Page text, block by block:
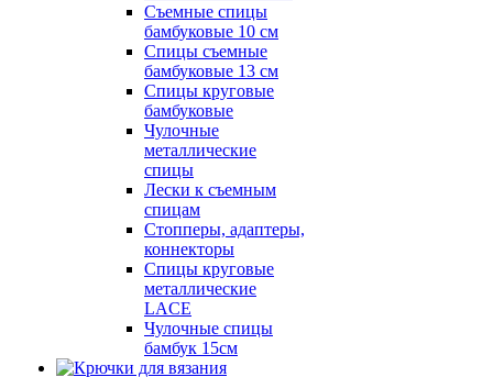
Съемные спицы
бамбуковые 10 см
Спицы съемные
бамбуковые 13 см
Спицы круговые
бамбуковые
Чулочные
металлические
спицы
Лески к съемным
спицам
Стопперы, адаптеры,
коннекторы
Спицы круговые
металлические
LACE
Чулочные спицы
бамбук 15см